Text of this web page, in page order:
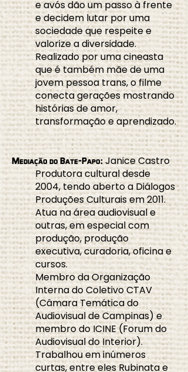
e avós dão um passo à frente
e decidem lutar por uma
sociedade que respeite e
valorize a diversidade.
Realizado por uma cineasta
que é também mãe de uma
jovem pessoa trans, o filme
conecta gerações mostrando
histórias de amor,
transformação e aprendizado.
Mediação do Bate-Papo:Janice Castro
Produtora cultural desde
2004, tendo aberto a Diálogos
Produções Culturais em 2011.
Atua na área audiovisual e
outras, em especial com
produção, produção
executiva, curadoria, oficina e
cursos.
Membro da Organização
Interna do Coletivo CTAV
(Câmara Temática do
Audiovisual de Campinas) e
membro do ICINE (Forum do
Audiovisual do Interior).
Trabalhou em inúmeros
curtas, entre eles Rubinata e